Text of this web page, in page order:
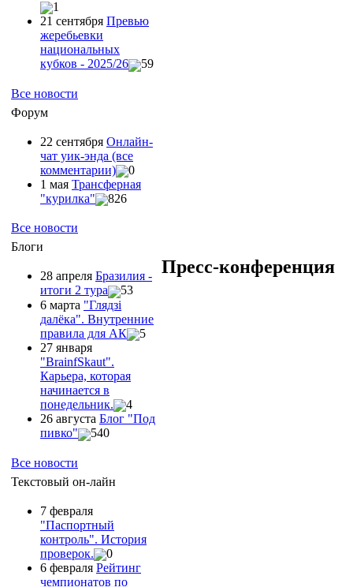
1
21 сентября Превью
жеребьевки
национальных
кубков - 2025/26
59
Все новости
Форум
22 сентября Онлайн-
чат уик-энда (все
комментарии)
0
1 мая Трансферная
"курилка"
826
Все новости
Блоги
28 апреля Бразилия -
итоги 2 тура
53
6 марта "Глядзi
далёка". Внутренние
правила для АК
5
27 января
"ВrainfSkaut".
Карьера, которая
начинается в
понедельник.
4
26 августа Блог "Под
пивко"
540
Все новости
Текстовый он-лайн
7 февраля
"Паспортный
контроль". История
проверок.
0
6 февраля Рейтинг
чемпионатов по
Пресс-конференция